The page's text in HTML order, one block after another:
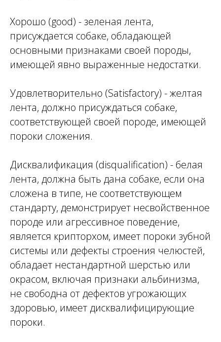
Хорошо (good) - зеленая лента,
присуждается собаке, обладающей
основными признаками своей породы,
имеющей явно выраженные недостатки.
Удовлетворительно (Satisfactory) - желтая
лента, должно присуждаться собаке,
соответствующей своей породе, имеющей
пороки сложения.
Дисквалификация (disqualification) - белая
лента, должна быть дана собаке, если она
сложена в типе, не соответствующем
стандарту, демонстрирует несвойственное
породе или агрессивное поведение,
является крипторхом, имеет пороки зубной
системы или дефекты строения челюстей,
обладает нестандартной шерстью или
окрасом, включая признаки альбинизма,
не свободна от дефектов угрожающих
здоровью, имеет дисквалифицирующие
пороки.